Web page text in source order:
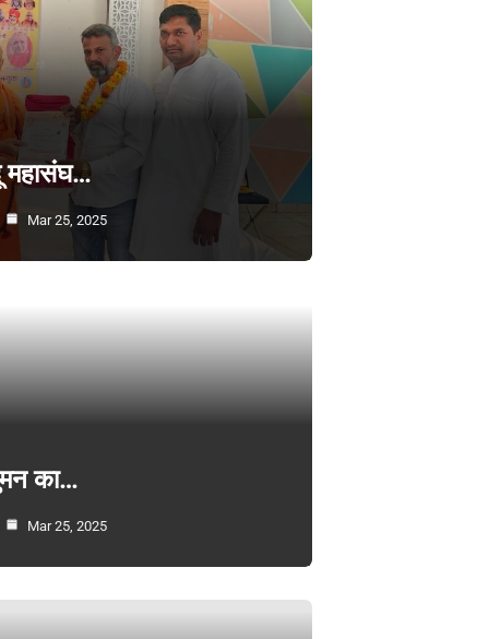
महासंघ…
Mar 25, 2025
का…
Mar 25, 2025